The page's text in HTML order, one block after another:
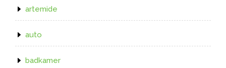
artemide
auto
badkamer